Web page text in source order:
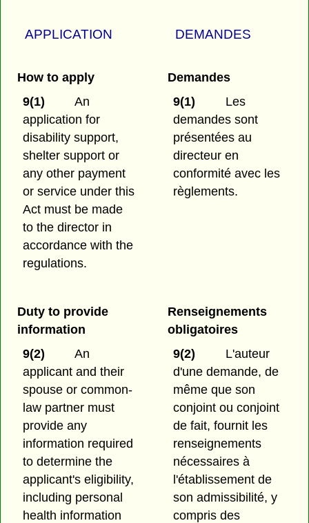
APPLICATION DEMANDES
How to apply
9(1)
An
application for
disability support,
shelter support or
any other payment
or service under this
Act must be made
to the director in
accordance with the
regulations.
Demandes
9(1)
Les
demandes sont
présentées au
directeur en
conformité avec les
règlements.
Duty to provide
information
9(2)
An
applicant and their
spouse or common-
law partner must
provide any
information required
to determine the
applicant's eligibility,
including personal
health information
Renseignements
obligatoires
9(2)
L'auteur
d'une demande, de
même que son
conjoint ou conjoint
de fait, fournit les
renseignements
nécessaires à
l'établissement de
son admissibilité, y
compris des